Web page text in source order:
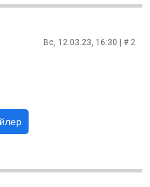
Вс, 12.03.23, 16:30 | # 2